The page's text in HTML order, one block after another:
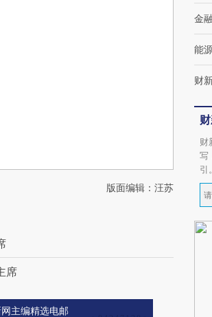
版面编辑：汪苏
席
主编精选电邮
金
能
财
财
写
引。